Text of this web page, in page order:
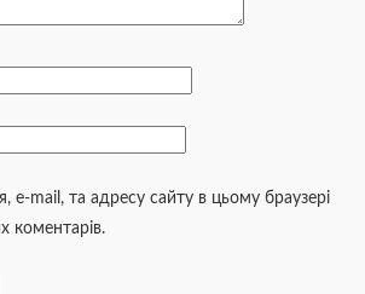
e-mail, та адресу сайту в цьому браузері
коментарів.